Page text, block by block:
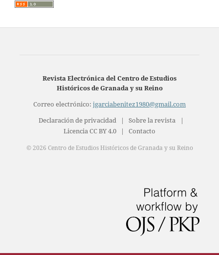
Revista Electrónica del Centro de Estudios
Históricos de Granada y su Reino
Correo electrónico: jgarciabenitez1980@gmail.com
Declaración de privacidad
| Sobre la revista
|
Licencia CC BY 4.0
|
Contacto
© 2026 Centro de Estudios Históricos de Granada y su Reino